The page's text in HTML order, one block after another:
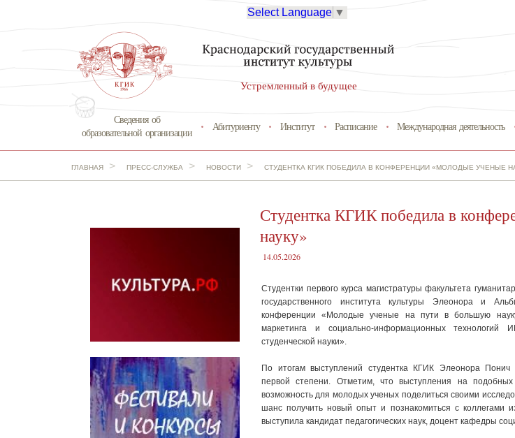
Устремленный в будущее
Select Language ▼
Сведения об
образовательной организации
Абитуриенту Институт Расписание Международная деятельность
ГЛАВНАЯ > ПРЕСС-СЛУЖБА > НОВОСТИ > СТУДЕНТКА КГИК ПОБЕДИЛА В КОНФЕРЕНЦИИ «МОЛОДЫЕ УЧЕНЫЕ
Студентка КГИК победила в
науку»
14.05.2026
Студентки первого курса магистратуры факультета
государственного института культуры Элеонора и
конференции «Молодые ученые на пути в большую
маркетинга и социально-информационных
студенческой науки».
По итогам выступлений студентка КГИК Элеонора Понич
первой степени. Отметим, что выступления на
возможность для молодых ученых поделиться своими
шанс получить новый опыт и познакомиться с коллегами
выступила кандидат педагогических наук, доцент кафедры